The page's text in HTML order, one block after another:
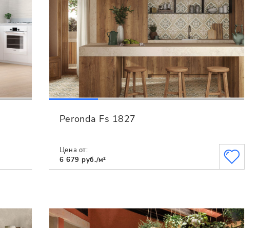
Peronda Fs 1827
Цена от:
6 679 руб./м²